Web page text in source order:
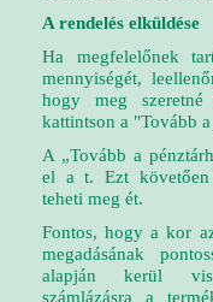
A rendelés elküldése
Ha megfelelőnek
mennyiségét,
hogy meg
kattintson a "Tovább
A „Tovább a
el a t. Ezt követően
teheti meg ét.
Fontos, hogy a kor
megadásának
alapján kerül
számlázásra a